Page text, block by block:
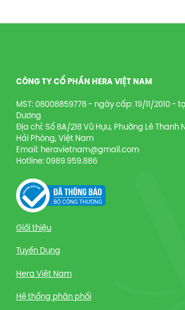
CÔNG TY CỔ PHẦN HERA VIỆT NAM
MST: 08008859778 - ngày cấp: 19/11/2010 -
Dương
Địa chỉ: Số 8A/218 Vũ Hựu, Phường Lê Thanh
Hải Phòng, Việt Nam
Email: heravietnam@gmail.com
Hotline: 0989.959.886
Giới thiệu
Tuyển Dụng
Hera Việt Nam
Hệ thống phân phối